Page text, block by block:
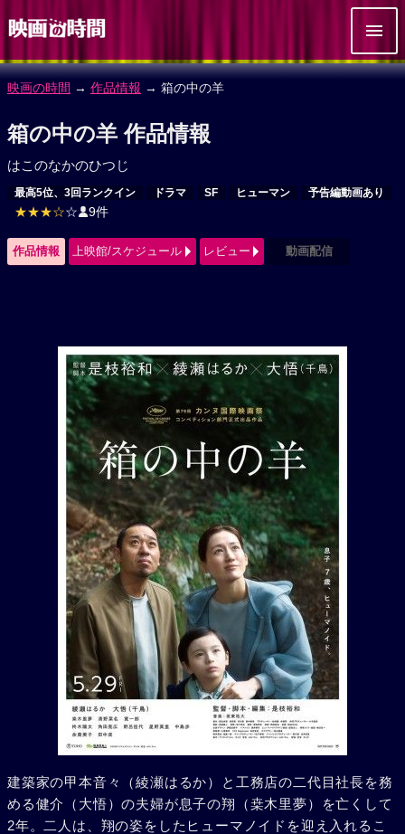
映画の時間 → 作品情報 → 箱の中の羊
箱の中の羊 作品情報
はこのなかのひつじ
最高5位、3回ランクイン ドラマ SF ヒューマン 予告編動画あり
★★★☆☆ 9件
作品情報 上映館/スケジュール レビュー 動画配信
建築家の甲本音々（綾瀬はるか）と工務店の二代目社長を務
める健介（大悟）の夫婦が息子の翔（桒木里夢）を亡くして
2年。二人は、翔の姿をしたヒューマノイドを迎え入れるこ